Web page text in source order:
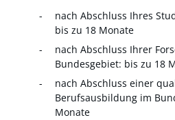
nach Abschluss Ihres
bis zu 18 Monate
nach Abschluss Ihrer
Bundesgebiet: bis zu 18
nach Abschluss einer
Berufsausbildung im
Monate